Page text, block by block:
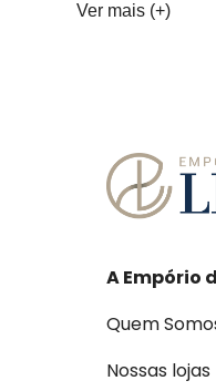
Ver mais (+)
A Empório
Quem
Nossas lojas